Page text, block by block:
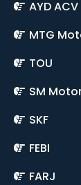
AYD ACV
MTG
TOU
SM
SKF
FEBI
FARJ